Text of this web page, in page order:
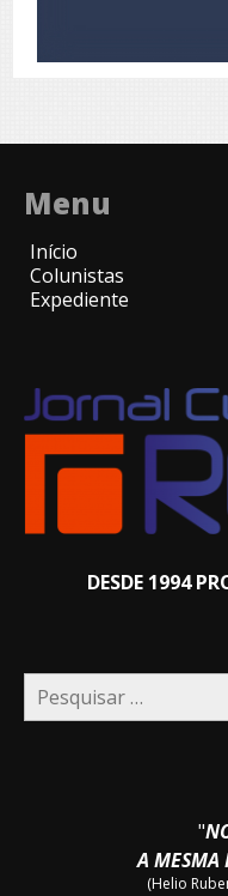
Menu
Início
Colunistas
Expediente
DESDE 1994
Pesquisar
por:
"
A MESMA
(Helio